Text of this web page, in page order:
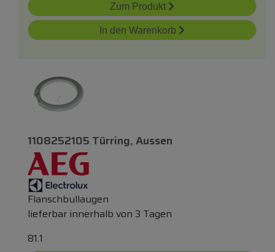
Zum Produkt
In den Warenkorb
1108252105 Türring, Aussen
Flanschbullaugen
lieferbar innerhalb von 3 Tagen
81.1